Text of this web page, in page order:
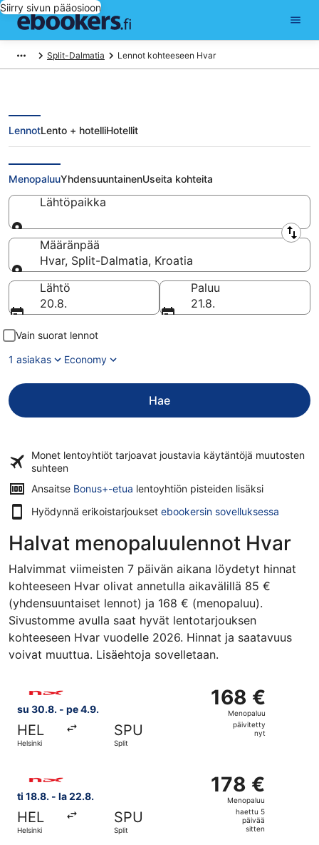
Siirry sivun pääosioon
Split-Dalmatia Lennot kohteeseen Hvar
Halvat lennot Hvar
LennotLento + hotelliHotellit
MenopaluuYhdensuuntainenUseita kohteita
Lähtöpaikka
Lähtöpaikka
Määränpää
Hvar, Split-Dalmatia, Kroatia
Määränpää
Lähtö
20.8.
Paluu
21.8.
Vain suorat lennot
1 asiakas
Economy
Hae
Monet lentoyhtiöt tarjoavat joustavia käytäntöjä muutosten
suhteen
Ansaitse Bonus+-etua lentoyhtiön pisteiden lisäksi
Hyödynnä erikoistarjoukset ebookersin sovelluksessa
Halvat menopaluulennot Hvar
Halvimmat viimeisten 7 päivän aikana löydetyt hinnat
kohteeseen Hvar olivat annetulla aikavälillä 85 €
(yhdensuuntaiset lennot) ja 168 € (menopaluu).
Sivustomme avulla saat hyvät lentotarjouksen
kohteeseen Hvar vuodelle 2026. Hinnat ja saatavuus
voivat muuttua. Lisäehtoja sovelletaan.
su 30.8. - pe 4.9.
HEL
Helsinki
SPU
Split
168 €
Menopaluu,
päivitetty
168 €
Menopaluu
päivitetty
nyt
ti 18.8. - la 22.8.
HEL
Helsinki
SPU
Split
178 €
Menopaluu,
haettu
178 €
Menopaluu
haettu 5
päivää
sitten